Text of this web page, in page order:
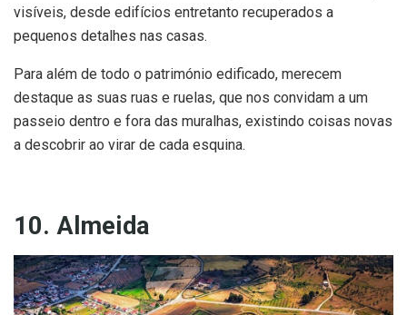
visíveis, desde edifícios entretanto recuperados a
pequenos detalhes nas casas.
Para além de todo o património edificado, merecem
destaque as suas ruas e ruelas, que nos convidam a um
passeio dentro e fora das muralhas, existindo coisas novas
a descobrir ao virar de cada esquina.
10. Almeida